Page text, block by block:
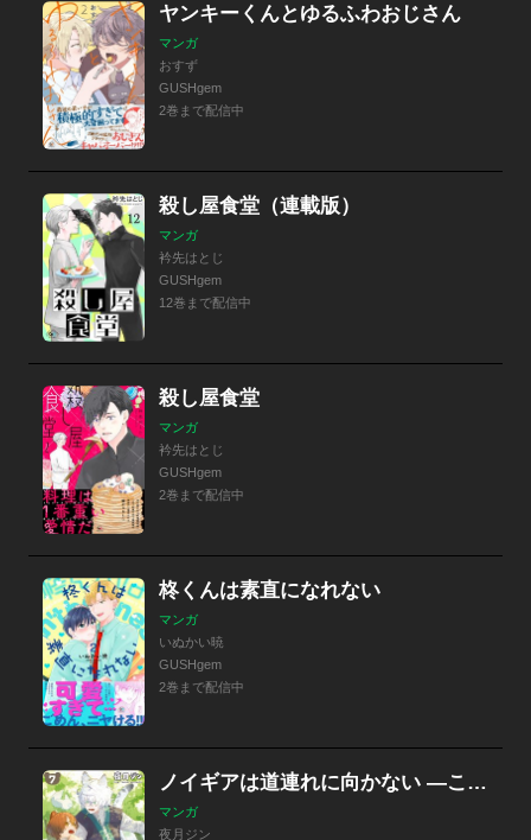
ヤンキーくんとゆるふわおじさん
マンガ
おすず
GUSHgem
2巻まで配信中
殺し屋食堂（連載版）
マンガ
衿先はとじ
GUSHgem
12巻まで配信中
殺し屋食堂
マンガ
衿先はとじ
GUSHgem
2巻まで配信中
柊くんは素直になれない
マンガ
いぬかい暁
GUSHgem
2巻まで配信中
ノイギアは道連れに向かない ―こぐまときつねと願いの器―（分冊版）
マンガ
夜月ジン